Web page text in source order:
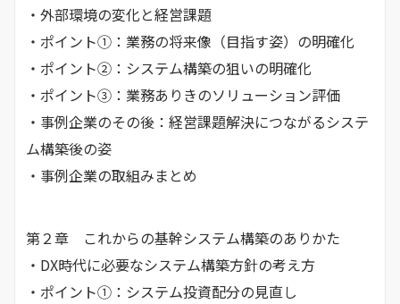
・外部環境の変化と経営課題
・ポイント①：業務の将来像（目指す姿）の明確化
・ポイント②：システム構築の狙いの明確化
・ポイント③：業務ありきのソリューション評価
・事例企業のその後：経営課題解決につながるシステ
ム構築後の姿
・事例企業の取組みまとめ
第２章 これからの基幹システム構築のありかた
・DX時代に必要なシステム構築方針の考え方
・ポイント①：システム投資配分の見直し